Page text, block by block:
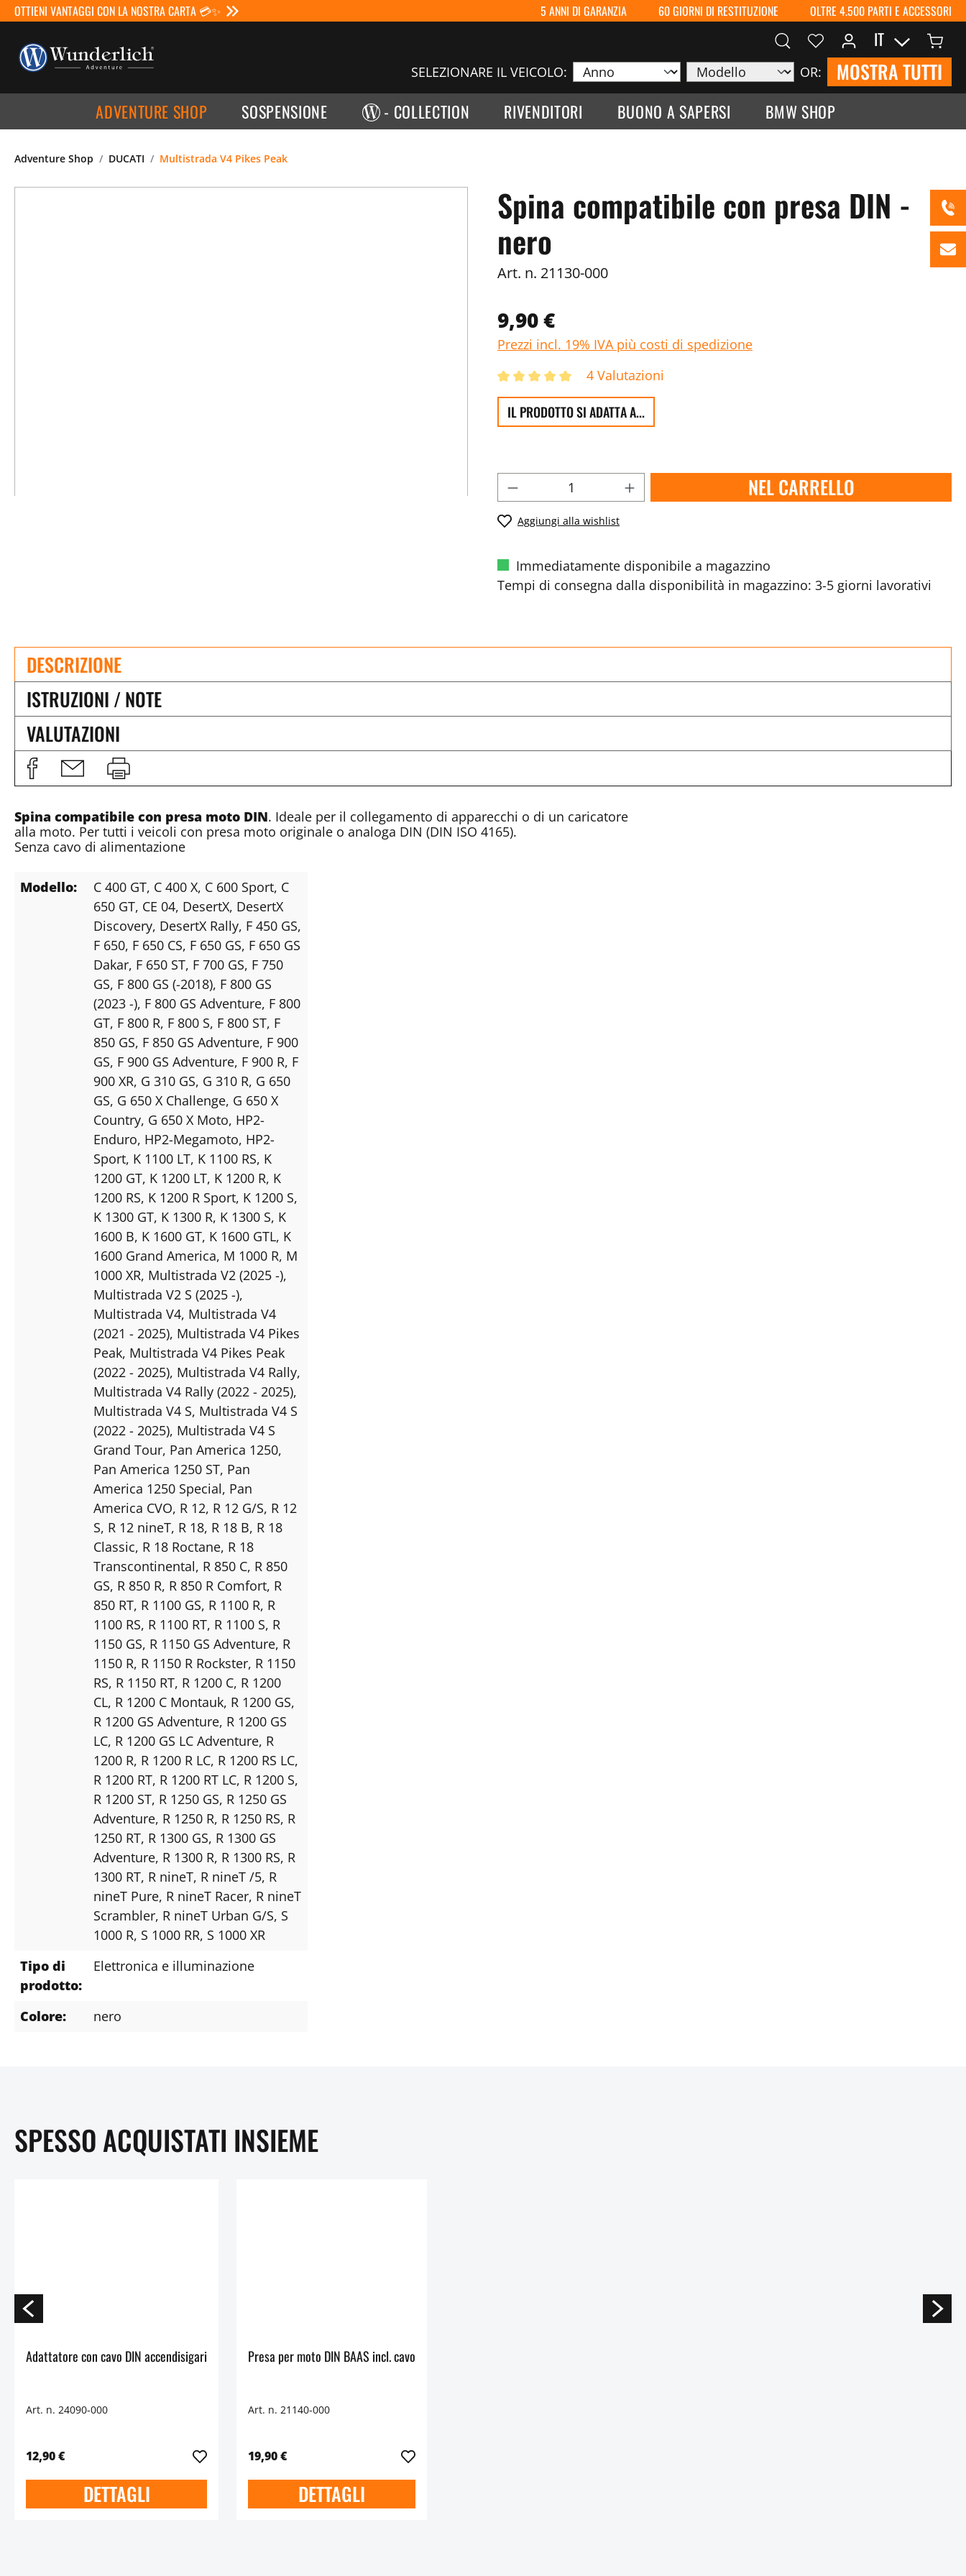
OTTIENI VANTAGGI CON LA NOSTRA CARTA 💳✨ 5 ANNI DI GARANZIA 60 GIORNI DI RESTITUZIONE OLTRE 4.500 PARTI E ACCESSORI
SELEZIONARE IL VEICOLO: OR: MOSTRA TUTTI
IT
ADVENTURE SHOP SOSPENSIONE - COLLECTION RIVENDITORI BUONO A SAPERSI BMW SHOP
Adventure Shop DUCATI Multistrada V4 Pikes Peak
Spina compatibile con presa DIN -
nero
Art. n. 21130-000
9,90 €
Prezzi incl. 19% IVA più costi di spedizione
4 Valutazioni
IL PRODOTTO SI ADATTA A...
NEL CARRELLO
Aggiungi alla wishlist
Immediatamente disponibile a magazzino
Tempi di consegna dalla disponibilità in magazzino: 3-5 giorni lavorativi
DESCRIZIONE
ISTRUZIONI / NOTE
VALUTAZIONI
Spina compatibile con presa moto DIN. Ideale per il collegamento di apparecchi o di un caricatore
alla moto. Per tutti i veicoli con presa moto originale o analoga DIN (DIN ISO 4165).
Senza cavo di alimentazione
Modello: C 400 GT, C 400 X, C 600 Sport, C
650 GT, CE 04, DesertX, DesertX
Discovery, DesertX Rally, F 450 GS,
F 650, F 650 CS, F 650 GS, F 650 GS
Dakar, F 650 ST, F 700 GS, F 750
GS, F 800 GS (-2018), F 800 GS
(2023 -), F 800 GS Adventure, F 800
GT, F 800 R, F 800 S, F 800 ST, F
850 GS, F 850 GS Adventure, F 900
GS, F 900 GS Adventure, F 900 R, F
900 XR, G 310 GS, G 310 R, G 650
GS, G 650 X Challenge, G 650 X
Country, G 650 X Moto, HP2-
Enduro, HP2-Megamoto, HP2-
Sport, K 1100 LT, K 1100 RS, K
1200 GT, K 1200 LT, K 1200 R, K
1200 RS, K 1200 R Sport, K 1200 S,
K 1300 GT, K 1300 R, K 1300 S, K
1600 B, K 1600 GT, K 1600 GTL, K
1600 Grand America, M 1000 R, M
1000 XR, Multistrada V2 (2025 -),
Multistrada V2 S (2025 -),
Multistrada V4, Multistrada V4
(2021 - 2025), Multistrada V4 Pikes
Peak, Multistrada V4 Pikes Peak
(2022 - 2025), Multistrada V4 Rally,
Multistrada V4 Rally (2022 - 2025),
Multistrada V4 S, Multistrada V4 S
(2022 - 2025), Multistrada V4 S
Grand Tour, Pan America 1250,
Pan America 1250 ST, Pan
America 1250 Special, Pan
America CVO, R 12, R 12 G/S, R 12
S, R 12 nineT, R 18, R 18 B, R 18
Classic, R 18 Roctane, R 18
Transcontinental, R 850 C, R 850
GS, R 850 R, R 850 R Comfort, R
850 RT, R 1100 GS, R 1100 R, R
1100 RS, R 1100 RT, R 1100 S, R
1150 GS, R 1150 GS Adventure, R
1150 R, R 1150 R Rockster, R 1150
RS, R 1150 RT, R 1200 C, R 1200
CL, R 1200 C Montauk, R 1200 GS,
R 1200 GS Adventure, R 1200 GS
LC, R 1200 GS LC Adventure, R
1200 R, R 1200 R LC, R 1200 RS LC,
R 1200 RT, R 1200 RT LC, R 1200 S,
R 1200 ST, R 1250 GS, R 1250 GS
Adventure, R 1250 R, R 1250 RS, R
1250 RT, R 1300 GS, R 1300 GS
Adventure, R 1300 R, R 1300 RS, R
1300 RT, R nineT, R nineT /5, R
nineT Pure, R nineT Racer, R nineT
Scrambler, R nineT Urban G/S, S
1000 R, S 1000 RR, S 1000 XR
Tipo di
prodotto:
Elettronica e illuminazione
Colore: nero
SPESSO ACQUISTATI INSIEME
Adattatore con cavo DIN accendisigari
Art. n. 24090-000
12,90 €
DETTAGLI
Presa per moto DIN BAAS incl. cavo
Art. n. 21140-000
19,90 €
DETTAGLI